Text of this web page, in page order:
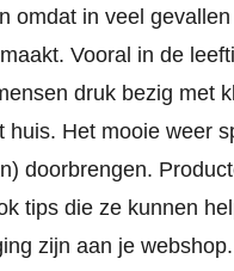
omdat in veel
Vooral in de
druk bezig met
Het mooie weer
doorbrengen.
tips die ze kunnen
zijn aan je webshop.